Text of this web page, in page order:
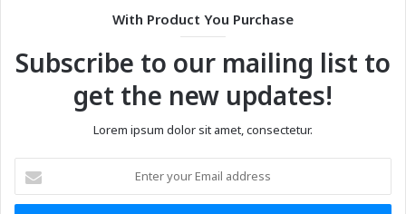
With Product You Purchase
Subscribe to our mailing list to
get the new updates!
Lorem ipsum dolor sit amet, consectetur.
your
Email